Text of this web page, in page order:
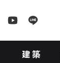
建築